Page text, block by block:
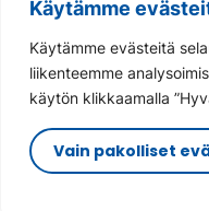
Käytämme
Käytämme evästeitä
liikenteemme
käytön klikkaamalla
Vain pakolliset